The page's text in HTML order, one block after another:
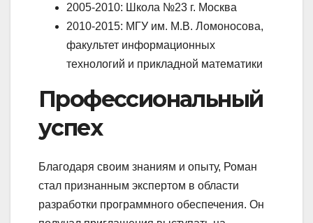
2005-2010: Школа №23 г. Москва
2010-2015: МГУ им. М.В. Ломоносова,
факультет информационных
технологий и прикладной математики
Профессиональный
успех
Благодаря своим знаниям и опыту, Роман
стал признанным экспертом в области
разработки программного обеспечения. Он